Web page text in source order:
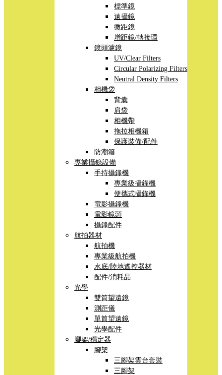
標準鏡
遠攝鏡
微距鏡
增距鏡/轉接環
鏡頭濾鏡
UV/Clear Filters
Circular Polarizing Filters
Neutral Density Filters
相機袋
背囊
肩袋
相機帶
拖拉相機箱
保護裝備/配件
防潮箱
專業攝錄設備
手持攝錄機
專業級攝錄機
便攜式攝錄機
電影攝錄機
電影鏡頭
攝錄配件
航拍器材
航拍機
專業級航拍機
水底/陸地遙控器材
配件/消耗品
光學
雙筒望遠鏡
測距儀
單筒望遠鏡
光學配件
腳架/穩定器
腳架
三腳架雲台套裝
三腳架